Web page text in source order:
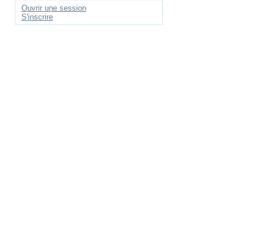
Ouvrir une session
S'inscrire